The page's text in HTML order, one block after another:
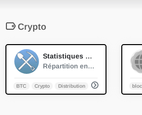
Crypto
Statistiques du MiningPoolStats
Répartition en temps réel de la puissance de hachage des pools de minage PoW.
BTC Crypto Distribution Échanges